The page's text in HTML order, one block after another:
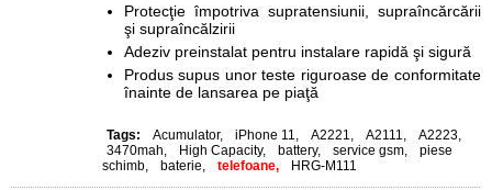
Protecţie împotriva supratensiunii, supraîncărcării
şi supraîncălzirii
Adeziv preinstalat pentru instalare rapidă şi sigură
Produs supus unor teste riguroase de conformitate
înainte de lansarea pe piaţă
Tags: Acumulator, iPhone 11, A2221, A2111, A2223,
3470mah, High Capacity, battery, service gsm,
piese
schimb, baterie, telefoane, HRG-M111